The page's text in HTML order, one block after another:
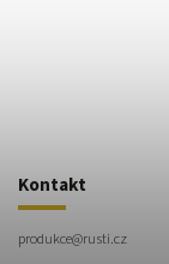
Kontakt
produkce@rusti.cz